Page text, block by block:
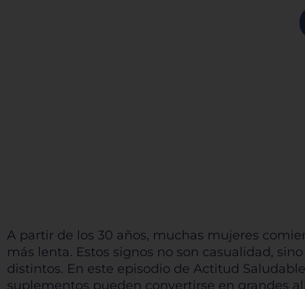
A partir de los 30 años, muchas mujeres
más lenta. Estos signos no son casualidad,
distintos. En este episodio de Actitud
suplementos pueden convertirse en grandes